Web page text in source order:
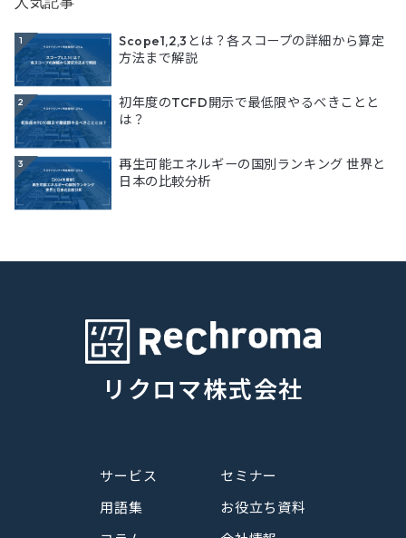
1
Scope1,2,3とは？各スコープの詳細から算定
方法まで解説
2
初年度のTCFD開示で最低限やるべきことと
は？
3
再生可能エネルギーの国別ランキング 世界と
日本の比較分析
リクロマ株式会社
サービス
用語集
セミナー
お役立ち資料